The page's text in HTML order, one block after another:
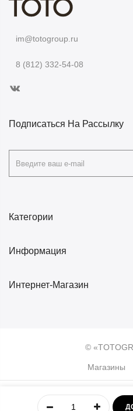
im@totogroup.ru
8 (812) 332-54-08
Категории
Информация
Интернет-Магазин
Подписаться На Рассылку
©
Магазины
Учётная